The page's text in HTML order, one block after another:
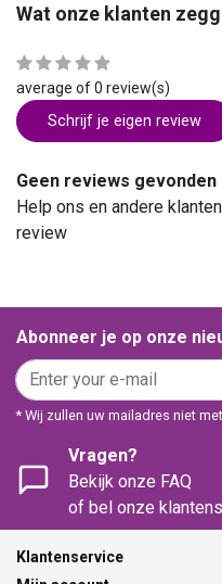
Wat onze klanten
average of 0 review(s)
Schrijf je eigen review
Geen reviews gevonden
Help ons en andere
review
Abonneer je op onze
* Wij zullen uw mailadres niet
Vragen?
Bekijk onze FAQ
of bel onze
Klantenservice